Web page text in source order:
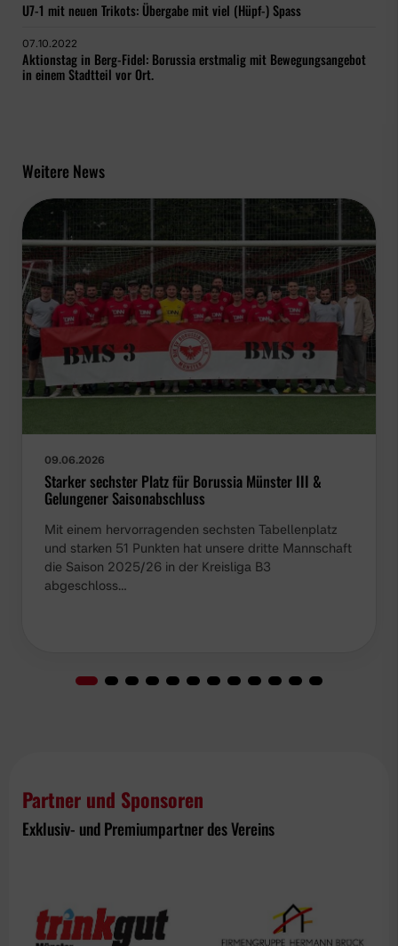
U7-1 mit neuen Trikots: Übergabe mit viel (Hüpf-) Spass
07.10.2022
Aktionstag in Berg-Fidel: Borussia erstmalig mit Bewegungsangebot
in einem Stadtteil vor Ort.
Weitere News
09.06.2026
Starker sechster Platz für Borussia Münster III &
Gelungener Saisonabschluss
Mit einem hervorragenden sechsten Tabellenplatz
und starken 51 Punkten hat unsere dritte Mannschaft
die Saison 2025/26 in der Kreisliga B3
abgeschloss…
Partner und Sponsoren
Exklusiv- und Premiumpartner des Vereins